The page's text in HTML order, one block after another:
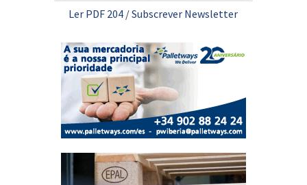
Ler PDF 204 /Subscrever Newsletter